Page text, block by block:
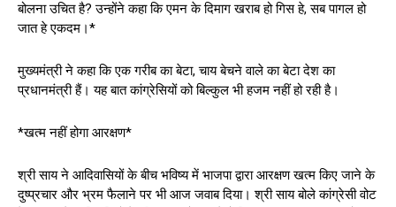
बोलना उचित है? उन्होंने कहा कि एमन के दिमाग खराब हो गिस हे, सब पागल हो
जात हे एकदम।*
मुख्यमंत्री ने कहा कि एक गरीब का बेटा, चाय बेचने वाले का बेटा देश का
प्रधानमंत्री हैं। यह बात कांग्रेसियों को बिल्कुल भी हजम नहीं हो रही है।
*खत्म नहीं होगा आरक्षण*
श्री साय ने आदिवासियों के बीच भविष्य में भाजपा द्वारा आरक्षण खत्म किए जाने के
दुष्प्रचार और भ्रम फैलाने पर भी आज जवाब दिया। श्री साय बोले कांग्रेसी वोट